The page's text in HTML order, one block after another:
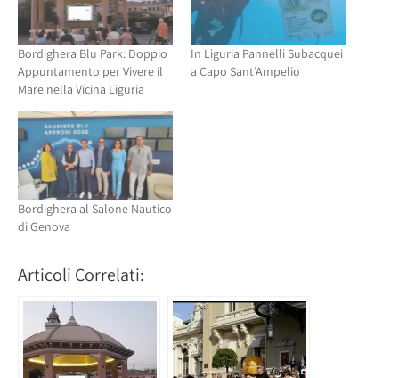
Bordighera Blu Park: Doppio
Appuntamento per Vivere il
Mare nella Vicina Liguria
In Liguria Pannelli Subacquei
a Capo Sant’Ampelio
Bordighera al Salone Nautico
di Genova
Articoli Correlati: